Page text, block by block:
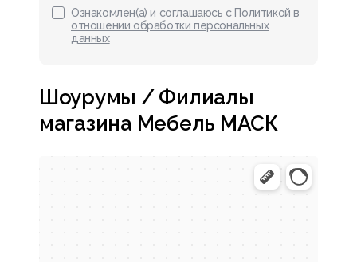
Ознакомлен(а) и соглашаюсь с Политикой в
отношении обработки персональных
данных
Шоурумы / Филиалы
магазина Мебель МАСК